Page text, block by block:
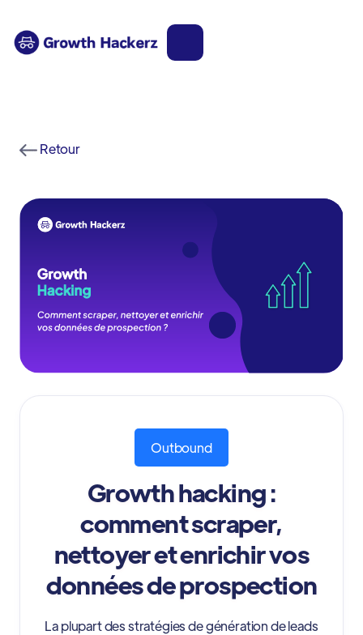
Retour
Outbound
Growth hacking :
comment scraper,
nettoyer et enrichir vos
données de prospection
La plupart des stratégies de génération de leads